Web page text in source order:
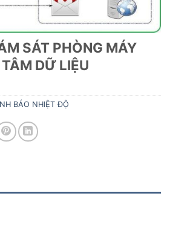
SÁT PHÒNG MÁY
DỮ LIỆU
BÁO NHIỆT ĐỘ